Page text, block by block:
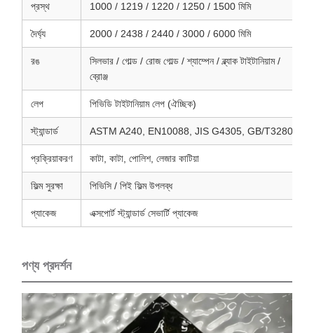
প্রস্থ 1000 / 1219 / 1220 / 1250 / 1500 মিমি
দৈর্ঘ্য 2000 / 2438 / 2440 / 3000 / 6000 মিমি
রঙ
সিলভার / গোল্ড / রোজ গোল্ড / শ্যাম্পেন / ব্ল্যাক টাইটানিয়াম /
ব্রোঞ্জ
লেপ পিভিডি টাইটানিয়াম লেপ (ঐচ্ছিক)
স্ট্যান্ডার্ড ASTM A240, EN10088, JIS G4305, GB/T3280
প্রক্রিয়াকরণ কাটা, কাটা, পোলিশ, লেজার কাটিয়া
ফিল্ম সুরক্ষা পিভিসি / পিই ফিল্ম উপলব্ধ
প্যাকেজ এক্সপোর্ট স্ট্যান্ডার্ড সেভার্টি প্যাকেজ
পণ্য প্রদর্শন